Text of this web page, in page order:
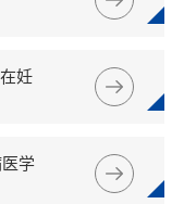
妊
学